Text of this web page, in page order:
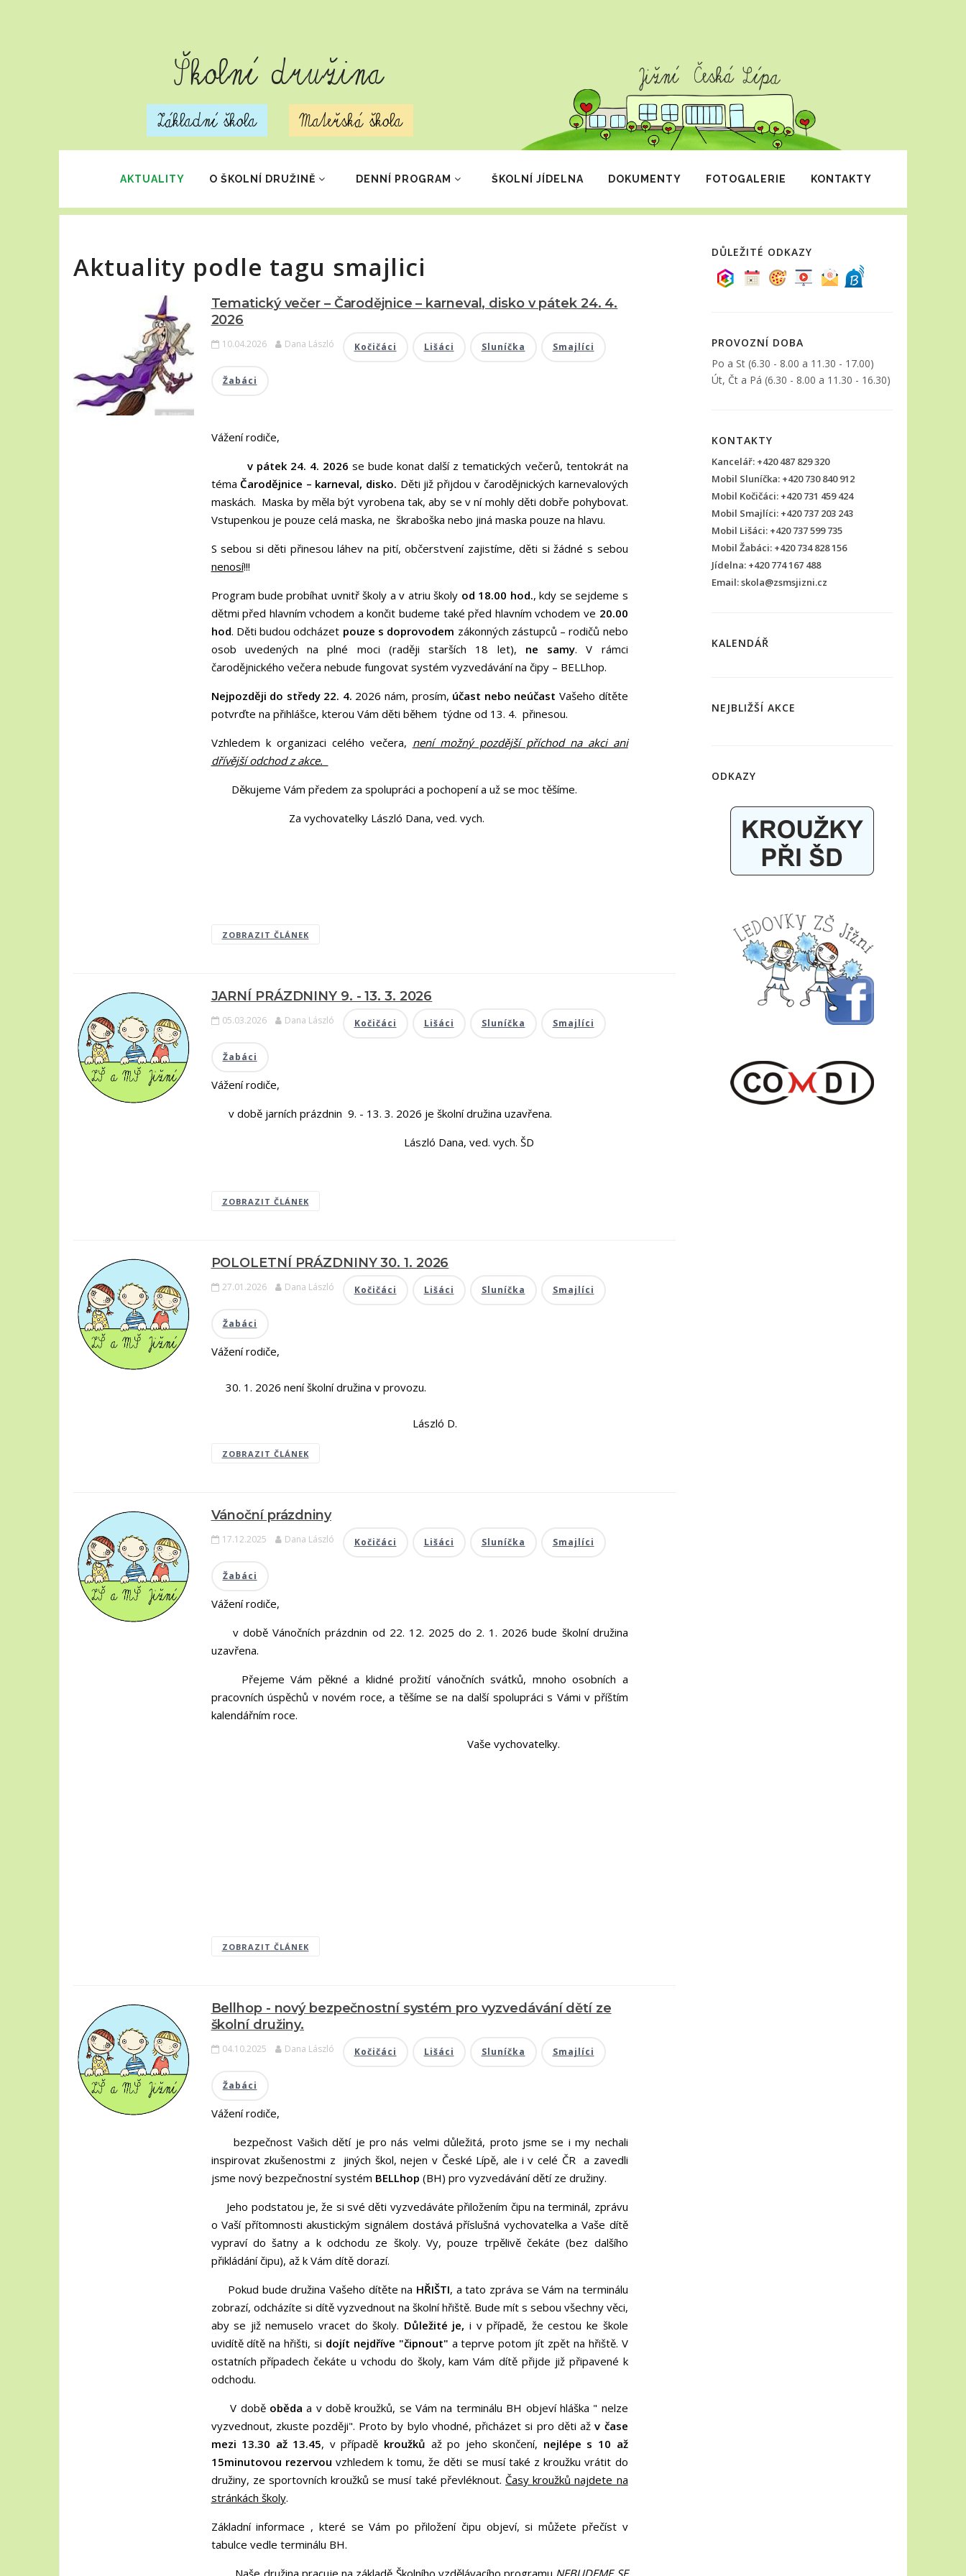
Školní družina
Základní škola Mateřská škola
AKTUALITY O ŠKOLNÍ DRUŽINĚ DENNÍ PROGRAM ŠKOLNÍ JÍDELNA DOKUMENTY FOTOGALERIE KONTAKTY
Aktuality podle tagu smajlici
Tematický večer – Čarodějnice – karneval, disko v pátek 24. 4.
2026
10.04.2026 Dana László Kočičáci Lišáci Sluníčka Smajlíci
Žabáci
Vážení rodiče,
v pátek 24. 4. 2026se bude konat další z tematických večerů, tentokrát na
téma Čarodějnice – karneval, disko. Děti již přijdou v čarodějnických karnevalových
maskách. Maska by měla být vyrobena tak, aby se v ní mohly děti dobře pohybovat.
Vstupenkou je pouze celá maska, ne škraboška nebo jiná maska pouze na hlavu.
S sebou si děti přinesou láhev na pití, občerstvení zajistíme, děti si žádné s sebou
nenosí!!!
Program bude probíhat uvnitř školy a v atriu školy od 18.00 hod., kdy se sejdeme s
dětmi před hlavním vchodem a končit budeme také před hlavním vchodem ve 20.00
hod. Děti budou odcházet pouze s doprovodem zákonných zástupců – rodičů nebo
osob uvedených na plné moci (raději starších 18 let), ne samy. V rámci
čarodějnického večera nebude fungovat systém vyzvedávání na čipy – BELLhop.
Nejpozději do středy 22. 4. 2026 nám, prosím, účast nebo neúčastVašeho dítěte
potvrďte na přihlášce, kterou Vám děti během týdne od 13. 4. přinesou.
Vzhledem k organizaci celého večera, není možný pozdější příchod na akci ani
dřívější odchod z akce.
Děkujeme Vám předem za spolupráci a pochopení a už se moc těšíme.
Za vychovatelky László Dana, ved. vych.
ZOBRAZIT ČLÁNEK
JARNÍ PRÁZDNINY 9. - 13. 3. 2026
05.03.2026 Dana László Kočičáci Lišáci Sluníčka Smajlíci
Žabáci
Vážení rodiče,
v době jarních prázdnin 9. - 13. 3. 2026 je školní družina uzavřena.
László Dana, ved. vych. ŠD
ZOBRAZIT ČLÁNEK
POLOLETNÍ PRÁZDNINY 30. 1. 2026
27.01.2026 Dana László Kočičáci Lišáci Sluníčka Smajlíci
Žabáci
Vážení rodiče,
30. 1. 2026 není školní družina v provozu.
​László D.
ZOBRAZIT ČLÁNEK
Vánoční prázdniny
17.12.2025 Dana László Kočičáci Lišáci Sluníčka Smajlíci
Žabáci
Vážení rodiče,
v době Vánočních prázdnin od 22. 12. 2025 do 2. 1. 2026 bude školní družina
uzavřena.
Přejeme Vám pěkné a klidné prožití vánočních svátků, mnoho osobních a
pracovních úspěchů v novém roce, a těšíme se na další spolupráci s Vámi v příštím
kalendářním roce.
Vaše vychovatelky.
ZOBRAZIT ČLÁNEK
Bellhop - nový bezpečnostní systém pro vyzvedávání dětí ze
školní družiny.
04.10.2025 Dana László Kočičáci Lišáci Sluníčka Smajlíci
Žabáci
Vážení rodiče,
bezpečnost Vašich dětí je pro nás velmi důležitá, proto jsme se i my nechali
inspirovat zkušenostmi z jiných škol, nejen v České Lípě, ale i v celé ČR a zavedli
jsme nový bezpečnostní systém BELLhop (BH) pro vyzvedávání dětí ze družiny.
Jeho podstatou je, že si své děti vyzvedáváte přiložením čipu na terminál, zprávu
o Vaší přítomnosti akustickým signálem dostává příslušná vychovatelka a Vaše dítě
vypraví do šatny a k odchodu ze školy. Vy, pouze trpělivě čekáte (bez dalšího
přikládání čipu), až k Vám dítě dorazí.
Pokud bude družina Vašeho dítěte na HŘIŠTI, a tato zpráva se Vám na terminálu
zobrazí, odcházíte si dítě vyzvednout na školní hřiště. Bude mít s sebou všechny věci,
aby se již nemuselo vracet do školy. Důležité je, i v případě, že cestou ke škole
uvidítě dítě na hřišti, si dojít nejdříve "čipnout" a teprve potom jít zpět na hřiště. V
ostatních případech čekáte u vchodu do školy, kam Vám dítě přijde již připavené k
odchodu.
V době oběda a v době kroužků, se Vám na terminálu BH objeví hláška " nelze
vyzvednout, zkuste později". Proto by bylo vhodné, přicházet si pro děti ažv čase
mezi 13.30 až 13.45, v případě kroužků až po jeho skončení, nejlépe s 10 až
15minutovou rezervou vzhledem k tomu, že děti se musí také z kroužku vrátit do
družiny, ze sportovních kroužků se musí také převléknout. Časy kroužků najdete na
stránkách školy.
Základní informace , které se Vám po přiložení čipu objeví, si můžete přečíst v
tabulce vedle terminálu BH.
Naše družina pracuje na základě Školního vzdělávacího programu NEBUDEME SE
DŮLEŽITÉ ODKAZY
PROVOZNÍ DOBA
Po a St (6.30 - 8.00 a 11.30 - 17.00)
Út, Čt a Pá (6.30 - 8.00 a 11.30 - 16.30)
KONTAKTY
Kancelář: +420 487 829 320
Mobil Sluníčka: +420 730 840 912
Mobil Kočičáci: +420 731 459 424
Mobil Smajlíci: +420 737 203 243
Mobil Lišáci: +420 737 599 735
Mobil Žabáci: +420 734 828 156
Jídelna: +420 774 167 488
Email: skola@zsmsjizni.cz
KALENDÁŘ
NEJBLIŽŠÍ AKCE
ODKAZY